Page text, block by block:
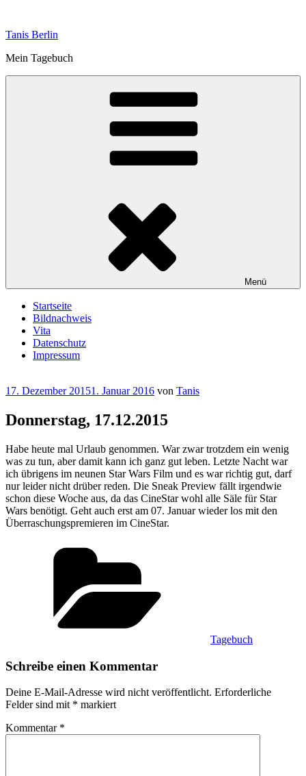
springen
Tanis Berlin
Mein Tagebuch
Menü
Startseite
Bildnachweis
Vita
Datenschutz
Impressum
Veröffentlicht
17. Dezember 20151. Januar 2016 von Tanis
Donnerstag, 17.12.2015
Habe heute mal Urlaub genommen. War zwar trotzdem ein wenig
was zu tun, aber damit kann ich ganz gut leben. Letzte Nacht war
ich übrigens im neunen Star Wars Film und es war richtig gut, darf
nur leider nicht drüber reden. Die Sneak Preview fällt irgendwie
schon diese Woche aus, da das CineStar wohl alle Säle für Star
Wars benötigt. Geht auch erst am 07. Januar wieder los mit den
Überraschungspremieren im CineStar.
Tagebuch
Schreibe einen Kommentar
Deine E-Mail-Adresse wird nicht veröffentlicht. Erforderliche
Felder sind mit * markiert
Kommentar *